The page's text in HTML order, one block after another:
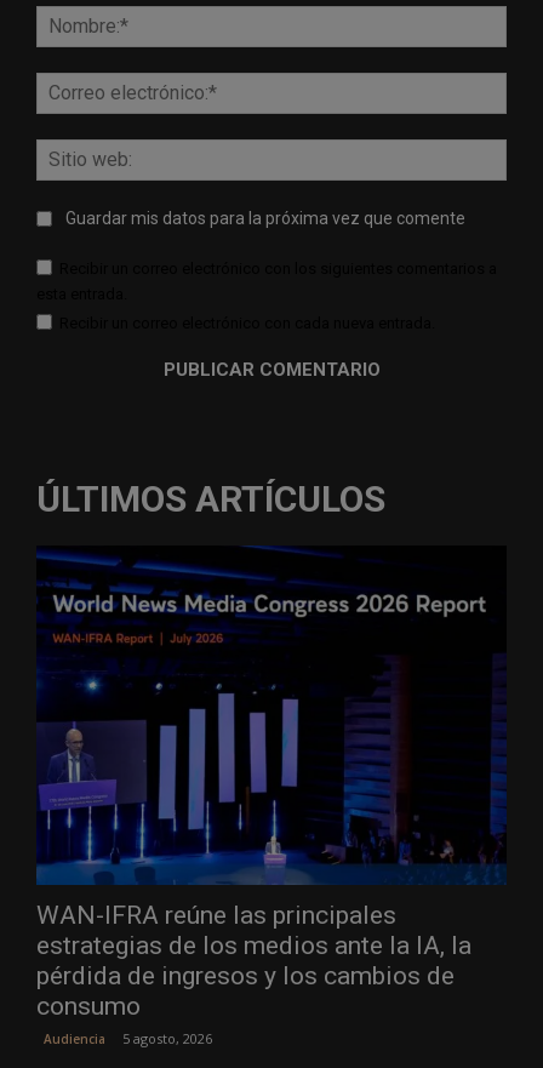
Guardar mis datos para la próxima vez que comente
ÚLTIMOS ARTÍCULOS
WAN-IFRA reúne las principales
estrategias de los medios ante la IA, la
pérdida de ingresos y los cambios de
consumo
Audiencia 5 agosto, 2026